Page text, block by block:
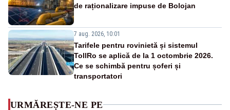
de raționalizare impuse de Bolojan
7 aug. 2026, 10:01
Tarifele pentru rovinietă și sistemul
TollRo se aplică de la 1 octombrie 2026.
Ce se schimbă pentru șoferi și
transportatori
URMĂREȘTE-NE PE